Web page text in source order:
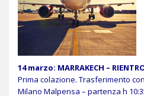
14 marzo: MARRAKECH –
Prima colazione. Trasferimento
Milano Malpensa – partenza h